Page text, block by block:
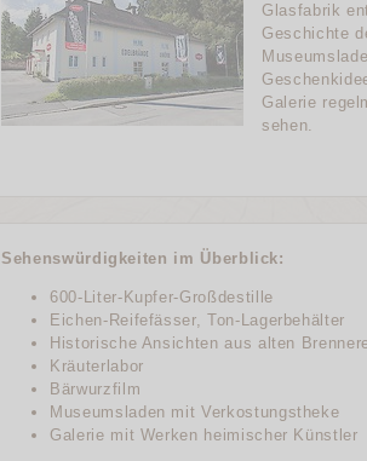
Glasfabrik
Geschichte
Galerie
sehen.
Sehenswürdigkeiten im Überblick:
600-Liter-Kupfer-Großdestille
Eichen-Reifefässer, Ton-Lagerbehälter
Historische Ansichten aus alten
Kräuterlabor
Bärwurzfilm
Museumsladen mit Verkostungstheke
Galerie mit Werken heimischer Künstler